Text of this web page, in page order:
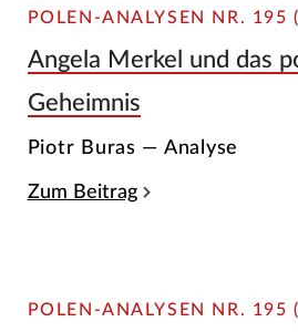
POLEN-ANALYSEN NR. 195
Angela Merkel und das
Geheimnis
Piotr Buras — Analyse
Zum Beitrag
POLEN-ANALYSEN NR. 195